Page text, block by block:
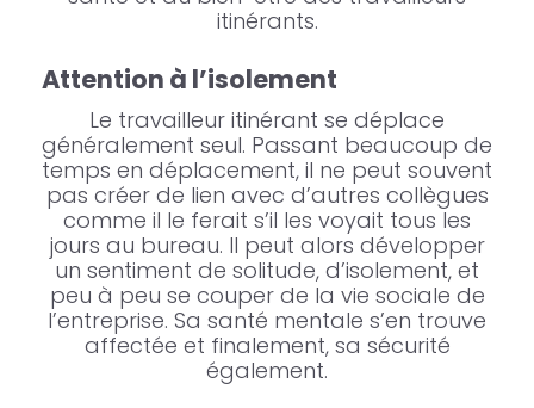
itinérants.
Attention à l’isolement
Le travailleur itinérant se déplace
généralement seul. Passant beaucoup de
temps en déplacement, il ne peut souvent
pas créer de lien avec d’autres collègues
comme il le ferait s’il les voyait tous les
jours au bureau. Il peut alors développer
un sentiment de solitude, d’isolement, et
peu à peu se couper de la vie sociale de
l’entreprise. Sa santé mentale s’en trouve
affectée et finalement, sa sécurité
également.